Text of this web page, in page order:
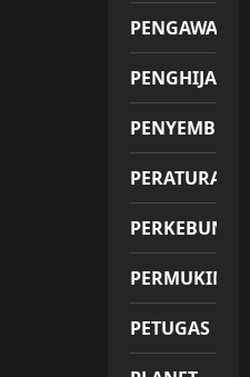
PENGAWAS
PERATURAN
PETUGAS